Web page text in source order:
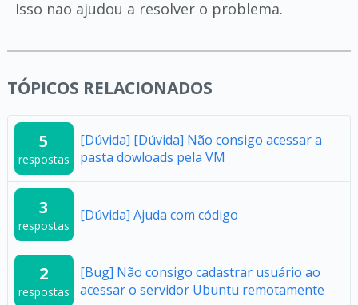
Isso nao ajudou a resolver o problema.
TÓPICOS RELACIONADOS
5
respostas
[Dúvida] [Dúvida] Não consigo acessar a
pasta dowloads pela VM
3
respostas
[Dúvida] Ajuda com código
2
respostas
[Bug] Não consigo cadastrar usuário ao
acessar o servidor Ubuntu remotamente